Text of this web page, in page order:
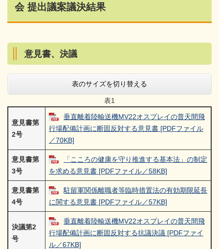
会 提出議案議決結果
意見書、決議
表のサイズを切り替える
表1
意見書第
2号
垂直離着陸輸送機MV22オスプレイの普天間飛
行場配備計画に断固反対する意見書 [PDFファイル
／70KB]
意見書第
3号
「こころの健康を守り推進する基本法」の制定
を求める意見書 [PDFファイル／58KB]
意見書第
4号
駐留軍関係離職者等臨時措置法の有効期限延長
に関する意見書 [PDFファイル／57KB]
決議第2
号
垂直離着陸輸送機MV22オスプレイの普天間飛
行場配備計画に断固反対する抗議決議 [PDFファイ
ル／67KB]